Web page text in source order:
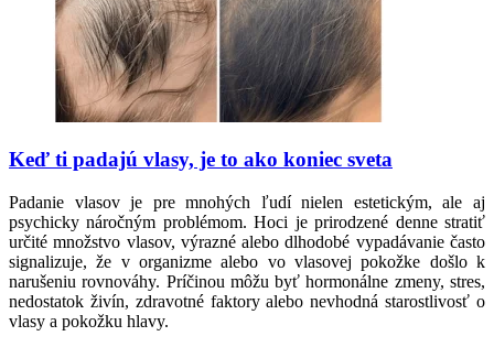
Keď ti padajú vlasy, je to ako koniec sveta
Padanie vlasov je pre mnohých ľudí nielen estetickým, ale aj
psychicky náročným problémom. Hoci je prirodzené denne stratiť
určité množstvo vlasov, výrazné alebo dlhodobé vypadávanie často
signalizuje, že v organizme alebo vo vlasovej pokožke došlo k
narušeniu rovnováhy. Príčinou môžu byť hormonálne zmeny, stres,
nedostatok živín, zdravotné faktory alebo nevhodná starostlivosť o
vlasy a pokožku hlavy.